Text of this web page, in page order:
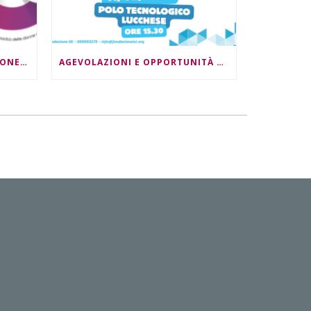
DONNE, LAVORO E INNOVAZIONE DIGITALE: DOPPIO APPUNTAMENTO AGEVOLAZIONI E OPPORTUNITÀ PER LE IMPRESE